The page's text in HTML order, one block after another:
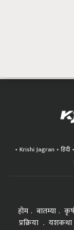
Krishi Jagran हिंदी
होम बातम्या
प्रक्रिया
यशकथा